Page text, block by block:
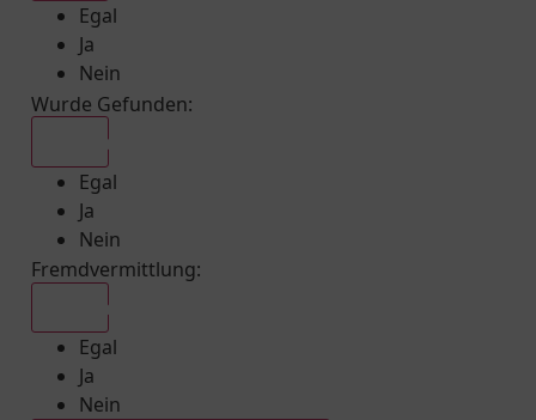
Egal
Ja
Nein
Wurde Gefunden:
Egal
Ja
Nein
Fremdvermittlung:
Egal
Ja
Nein